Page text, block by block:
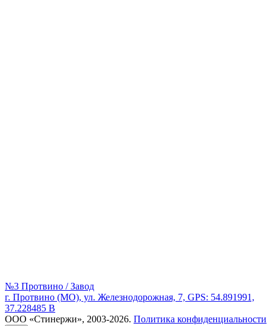
№3 Протвино / Завод
г. Протвино (МО), ул. Железнодорожная, 7, GPS: 54.891991,
37.228485 В
ООО «Стинержи», 2003-2026. Политика конфиденциальности